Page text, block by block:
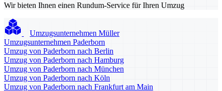
Wir bieten Ihnen einen Rundum-Service für Ihren Umzug
Umzugsunternehmen Müller
Umzugsunternehmen Paderborn
Umzug von Paderborn nach Berlin
Umzug von Paderborn nach Hamburg
Umzug von Paderborn nach München
Umzug von Paderborn nach Köln
Umzug von Paderborn nach Frankfurt am Main